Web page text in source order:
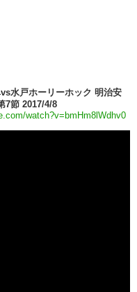
水戸ホーリーホック 明治安
7節 2017/4/8
watch?v=bmHm8lWdhv0